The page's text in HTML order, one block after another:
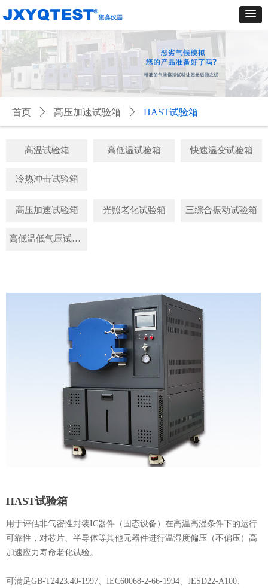
首页 ꄲ 高压加速试验箱 ꄲ HAST试验箱
HAST试验箱
用于评估非气密性封装IC器件（固态设备）在高温高湿条件下的运行
可靠性，对芯片、半导体等其他元器件进行温湿度偏压（不偏压）高
加速应力寿命老化试验。
可满足GB-T2423.40-1997、IEC60068-2-66-1994、JESD22-A100、
高温试验箱 高低温试验箱 快速温变试验箱
冷热冲击试验箱
高压加速试验箱 光照老化试验箱 三综合振动试验箱
高低温低气压试验箱